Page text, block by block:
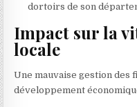
dortoirs de son
Impact sur la
locale
Une mauvaise gestion des
développement